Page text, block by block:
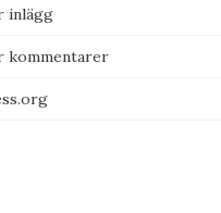
inlägg
kommentarer